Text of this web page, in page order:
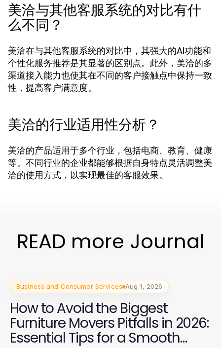
美洽与其他客服系统的对比有什
么不同？
美洽在与其他客服系统的对比中，其强大的AI功能和
个性化服务推荐是其显著的区别点。此外，美洽的多
渠道接入能力也使其在不同的客户接触点中保持一致
性，提高客户满意度。
美洽的行业适用性分析？
美洽的产品适用于多个行业，包括电商、教育、健康
等。不同行业的企业都能够根据自身特点灵活调整美
洽的使用方式，以实现最佳的客服效果。
READ more Journal
Business and Consumer Services Aug 1, 2026
How to Avoid the Biggest
Furniture Movers Pitfalls in 2026:
Essential Tips for a Smooth